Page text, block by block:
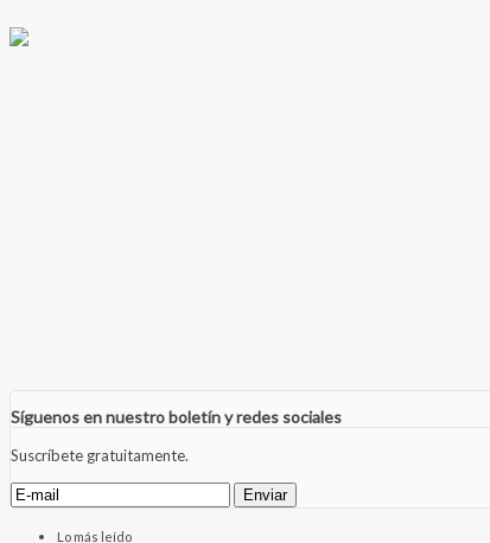
Síguenos en nuestro boletín y redes sociales
Suscríbete gratuitamente.
Lo más leído